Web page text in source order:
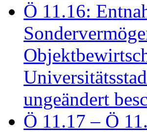
Ö 11.16:
ungeändert
Ö 11.17 – Ö